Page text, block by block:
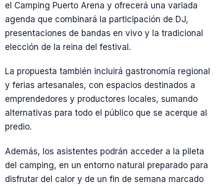
el Camping Puerto Arena y ofrecerá una variada
agenda que combinará la participación de DJ,
presentaciones de bandas en vivo y la tradicional
elección de la reina del festival.
La propuesta también incluirá gastronomía regional
y ferias artesanales, con espacios destinados a
emprendedores y productores locales, sumando
alternativas para todo el público que se acerque al
predio.
Además, los asistentes podrán acceder a la pileta
del camping, en un entorno natural preparado para
disfrutar del calor y de un fin de semana marcado